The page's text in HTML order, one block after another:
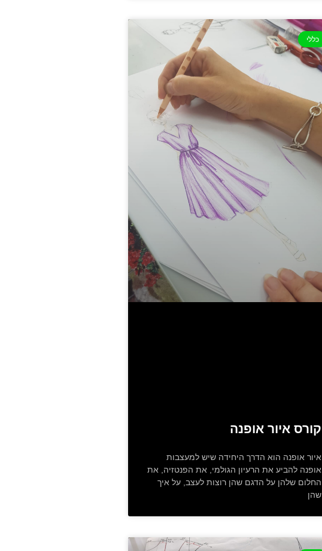
כללי
קורס איור אופנה
איור אופנה הוא הדרך היחידה שיש למעצבות
אופנה להביע את הרעיון הגולמי, את הפנטזיה, את
החלום שלהן על הדגם שהן רוצות לעצב, על איך
שהן